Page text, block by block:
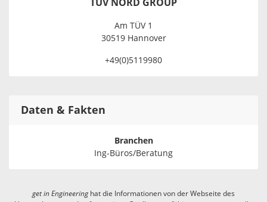
TÜV NORD GROUP
Am TÜV 1
30519 Hannover
+49(0)5119980
Daten & Fakten
Branchen
Ing-Büros/Beratung
get in Engineeringhat die Informationen von der Webseite des